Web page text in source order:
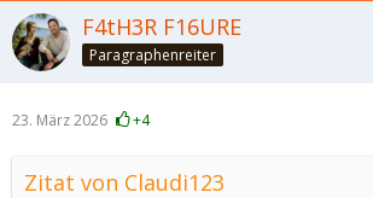
F4tH3R F16URE
Paragraphenreiter
23. März 2026 +4
Zitat von Claudi123